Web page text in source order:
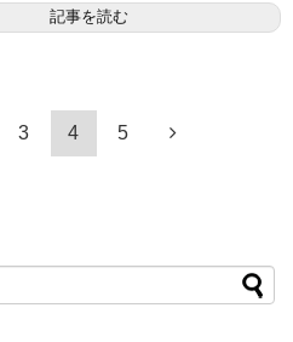
記事を読む
3 4 5